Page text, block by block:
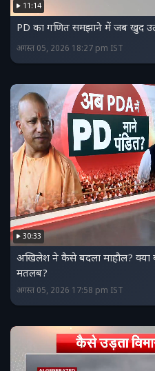
11:14
PD का गणित समझाने में जब खुद
अगस्त 05, 2026 18:27 pm IST
30:33
अखिलेश ने कैसे बदला माहौल? क्या
मतलब?
अगस्त 05, 2026 17:58 pm IST